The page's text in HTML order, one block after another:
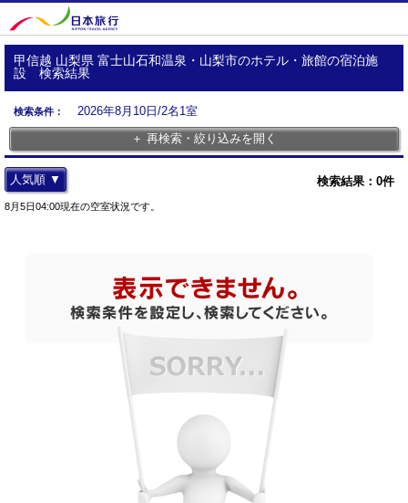
甲信越 山梨県 富士山石和温泉・山梨市のホテル・旅館の宿泊施
設 検索結果
検索条件：
2026年8月10日/2名1室
＋ 再検索・絞り込みを開く
検索結果： 0件
人気順 ▼
8月5日04:00現在の空室状況です。